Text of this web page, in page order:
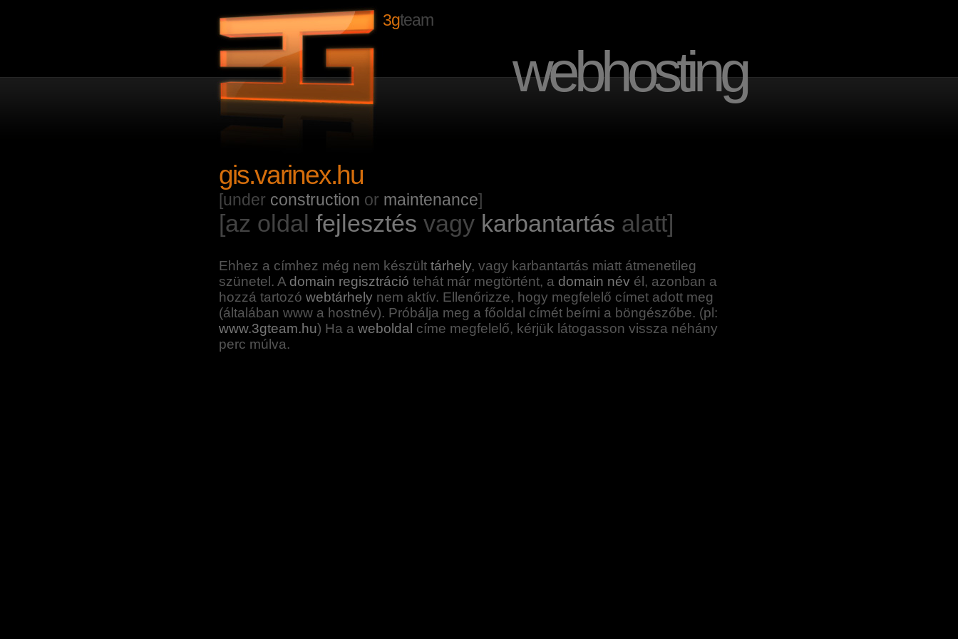
3gteam
webhosting
gis.varinex.hu
[under construction or maintenance]
[az oldal fejlesztés vagy karbantartás alatt]
Ehhez a címhez még nem készült tárhely, vagy karbantartás miatt átmenetileg
szünetel. A domain regisztráció tehát már megtörtént, a domain név él, azonban a
hozzá tartozó webtárhely nem aktív. Ellenőrizze, hogy megfelelő címet adott meg
(általában www a hostnév). Próbálja meg a főoldal címét beírni a böngészőbe. (pl:
www.3gteam.hu) Ha a weboldal címe megfelelő, kérjük látogasson vissza néhány
perc múlva.